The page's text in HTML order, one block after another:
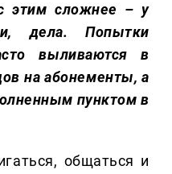
этим сложнее – у
дела. Попытки
выливаются в
на абонементы, а
пунктом в
общаться и